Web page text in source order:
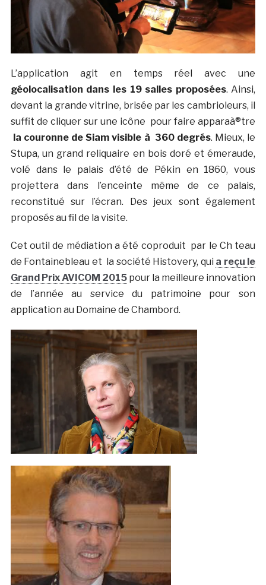
L’application agit en temps réel avec une
géolocalisation dans les 19 salles proposées. Ainsi,
devant la grande vitrine, brisée par les cambrioleurs, il
suffit de cliquer sur une icône pour faire apparaà®tre
la couronne de Siam visible à 360 degrés. Mieux, le
Stupa, un grand reliquaire en bois doré et émeraude,
volé dans le palais d’été de Pékin en 1860, vous
projettera dans l’enceinte même de ce palais,
reconstitué sur l’écran. Des jeux sont également
proposés au fil de la visite.
Cet outil de médiation a été coproduit par le Ch teau
de Fontainebleau et la société Histovery, qui a reçu le
Grand Prix AVICOM 2015 pour la meilleure innovation
de l’année au service du patrimoine pour son
application au Domaine de Chambord.